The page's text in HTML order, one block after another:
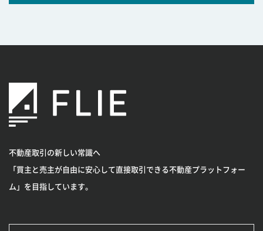
不動産取引の新しい常識へ
「買主と売主が自由に安心して直接取引できる不動産プラットフォー
ム」を目指しています。